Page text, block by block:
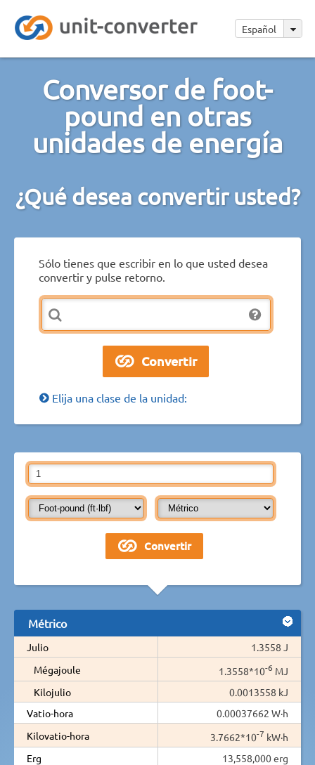
Español
Conversor de foot-
pound en otras
unidades de energía
¿Qué desea convertir usted?
Sólo tienes que escribir en lo que usted desea
convertir y pulse retorno.
Elija una clase de la unidad:
Métrico
Julio
1.3558 J
Mégajoule
1.3558*10-6 MJ
Kilojulio
0.0013558 kJ
Vatio-hora
0.00037662 W·h
Kilovatio-hora
3.7662*10-7 kW·h
Erg
13,558,000 erg